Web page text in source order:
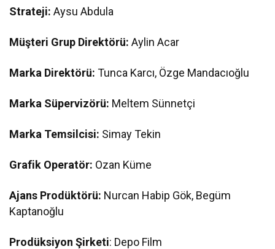
Strateji: Aysu Abdula
Müşteri Grup Direktörü: Aylin Acar
Marka Direktörü: Tunca Karcı, Özge Mandacıoğlu
Marka Süpervizörü: Meltem Sünnetçi
Marka Temsilcisi: Simay Tekin
Grafik Operatör: Ozan Küme
Ajans Prodüktörü: Nurcan Habip Gök, Begüm
Kaptanoğlu
Prodüksiyon Şirketi: Depo Film